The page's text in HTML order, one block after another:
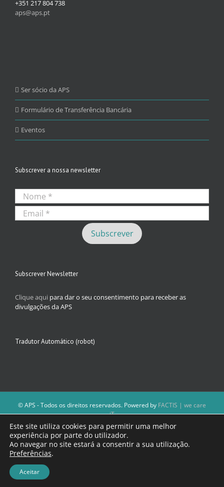
+351 217 804 738
aps@aps.pt
Ser sócio da APS
Formulário de Transferência Bancária
Eventos
Subscrever a nossa newsletter
Subscrever Newsletter
Clique aqui para dar o seu consentimento para receber as
divulgações da APS
Tradutor Automático (robot)
© APS - Todos os direitos reservados. Powered by FACTIS | we care
iT
A Direção da APS reserva-se o direito de não publicar conteúdos que
violem as leis nacionais.
Os textos assinados e as imagens depositadas são da inteira
Este site utiliza cookies para permitir uma melhor
experiência por parte do utilizador.
Ao navegar no site estará a consentir a sua utilização.
Preferências.
Aceitar